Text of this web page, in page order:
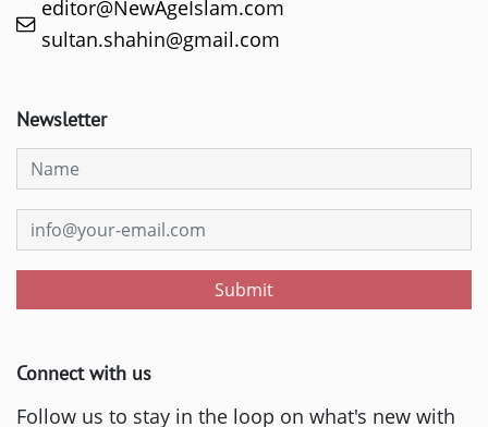
editor@NewAgeIslam.com
sultan.shahin@gmail.com
Newsletter
Submit
Connect with us
Follow us to stay in the loop on what's new with